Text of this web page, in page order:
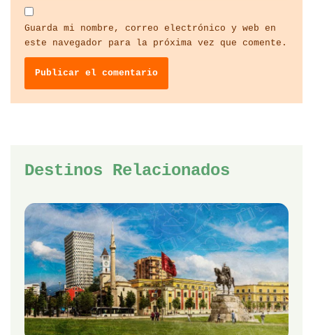
Guarda mi nombre, correo electrónico y web en
este navegador para la próxima vez que comente.
Destinos Relacionados